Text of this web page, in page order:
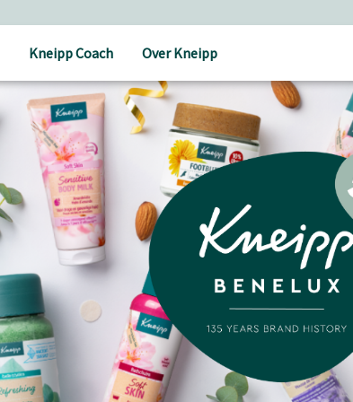
Kneipp Coach Over Kneipp